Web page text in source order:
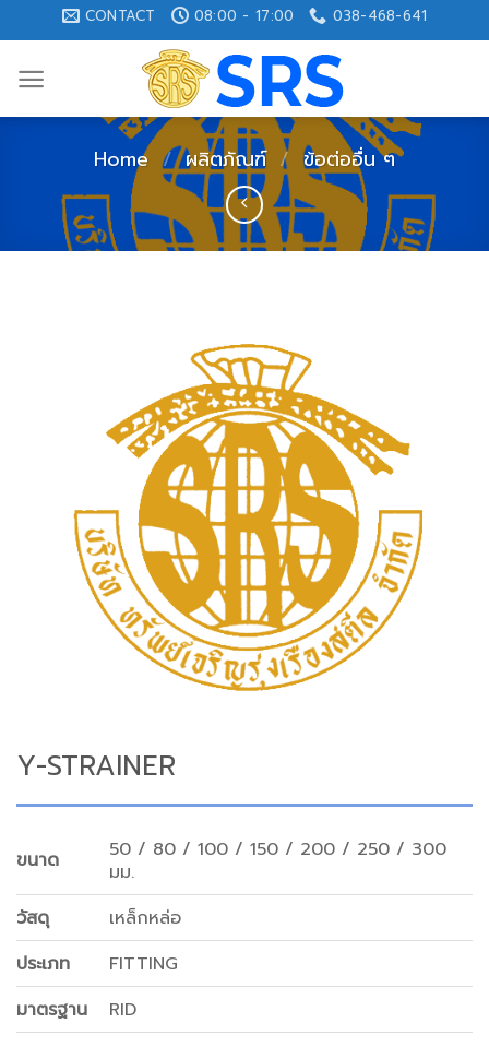
to
content
CONTACT 08:00 - 17:00 038-468-641
Home / ผลิตภัณฑ์ / ข้อต่ออื่น ๆ
Y-STRAINER
ขนาด
50 / 80 / 100 / 150 / 200 / 250 / 300
มม.
วัสดุ
เหล็กหล่อ
ประเภท
FITTING
มาตรฐาน
RID